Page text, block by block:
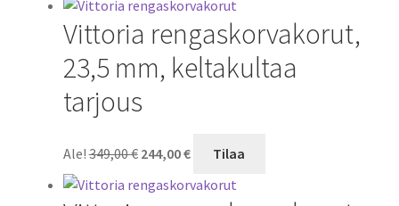
oli:
799,00 €.
on:
559,00 €.
Vittoria rengaskorvakorut,
23,5 mm, keltakultaa
tarjous
Ale!349,00€
hinta
oli:
244,00€
on:
Tilaa